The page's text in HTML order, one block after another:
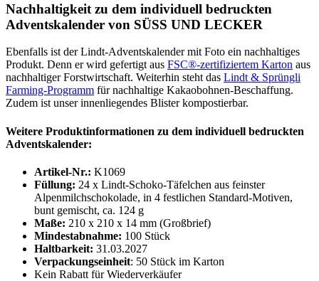
Nachhaltigkeit zu dem individuell bedruckten
Adventskalender von SÜSS UND LECKER
Ebenfalls ist der Lindt-Adventskalender mit Foto ein nachhaltiges
Produkt. Denn er wird gefertigt aus FSC®-zertifiziertem Karton aus
nachhaltiger Forstwirtschaft. Weiterhin steht das Lindt & Sprüngli
Farming-Programm für nachhaltige Kakaobohnen-Beschaffung.
Zudem ist unser innenliegendes Blister kompostierbar.
Weitere Produktinformationen zu dem individuell bedruckten
Adventskalender:
Artikel-Nr.: K1069
Füllung: 24 x Lindt-Schoko-Täfelchen aus feinster
Alpenmilchschokolade, in 4 festlichen Standard-Motiven,
bunt gemischt, ca. 124 g
Maße: 210 x 210 x 14 mm (Großbrief)
Mindestabnahme: 100 Stück
Haltbarkeit: 31.03.2027
Verpackungseinheit: 50 Stück im Karton
Kein Rabatt für Wiederverkäufer